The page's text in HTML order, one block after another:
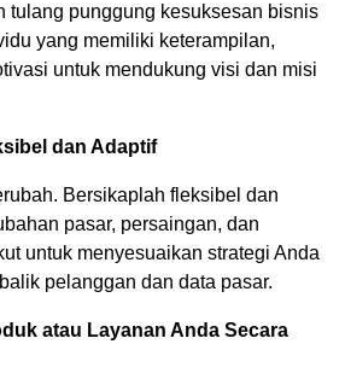
tulang punggung kesuksesan bisnis
yang memiliki keterampilan,
untuk mendukung visi dan misi
dan Adaptif
Bersikaplah fleksibel dan
pasar, persaingan, dan
untuk menyesuaikan strategi Anda
pelanggan dan data pasar.
atau Layanan Anda Secara